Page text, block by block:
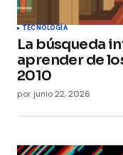
TECNOLOGÍA
La búsqueda
aprender de
2010
por junio 22, 2026